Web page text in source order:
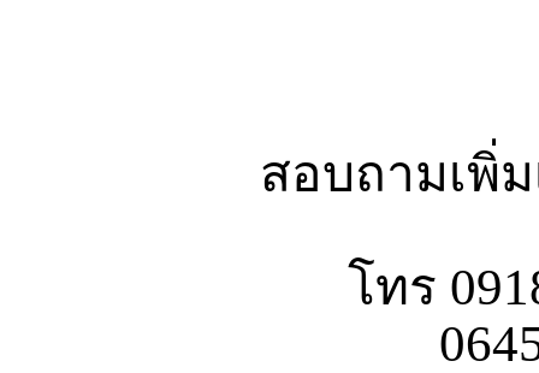
สอบถามเพิ่
โทร